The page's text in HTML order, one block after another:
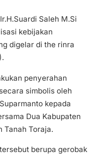
Saleh M.Si
kebijakan
digelar di the rinra
penyerahan
simbolis oleh
kepada
Dua Kabupaten
Tanah Toraja.
berupa gerobak